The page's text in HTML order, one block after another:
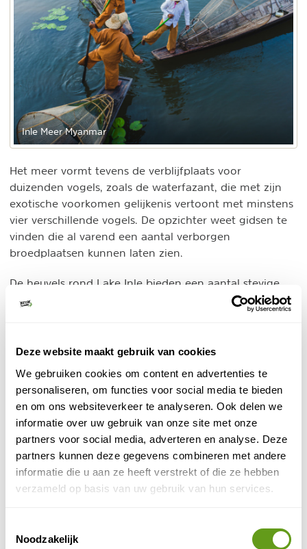
Deze website maakt gebruik van cookies
We gebruiken cookies om content en advertenties te
personaliseren, om functies voor social media te bieden
en om ons websiteverkeer te analyseren. Ook delen we
informatie over uw gebruik van onze site met onze
partners voor social media, adverteren en analyse. Deze
partners kunnen deze gegevens combineren met andere
informatie die u aan ze heeft verstrekt of die ze hebben
verzameld op basis van uw gebruik van hun services.
Noodzakelijk
Inle Meer Myanmar
Het meer vormt tevens de verblijfplaats voor
duizenden vogels, zoals de waterfazant, die met zijn
exotische voorkomen gelijkenis vertoont met minstens
vier verschillende vogels. De opzichter weet gidsen te
vinden die al varend een aantal verborgen
broedplaatsen kunnen laten zien.
De heuvels rond Lake Inle bieden een aantal stevige
wandelroutes door bos, over bergen en door minder
toeristische inheemse dorpen. Ook kan je hier, zoals op
op het programma van de meeste groepsreizen, en
Vanaf Nyaungshwe worden boottochten
georganiseerd naar het zuiden van het meer. Ervaar de
rust tijdens een tocht op het meer en kijk toe hoe de
vissers hun prooi vangen. Het meer straalt een serene
rust uit. Met haar ligging tussen de bergkammen is het
een bijzondere bestemming in Myanmar.
De stadMandalay
heeft met haar tempels en pagodes